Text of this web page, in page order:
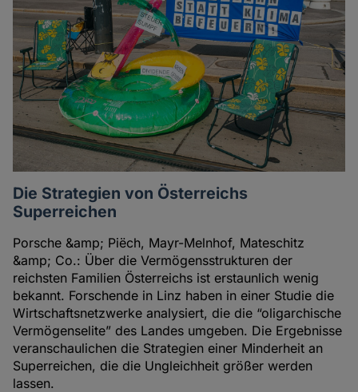
Die Strategien von Österreichs
Superreichen
Porsche &amp; Piëch, Mayr-Melnhof, Mateschitz
&amp; Co.: Über die Vermögensstrukturen der
reichsten Familien Österreichs ist erstaunlich wenig
bekannt. Forschende in Linz haben in einer Studie die
Wirtschaftsnetzwerke analysiert, die die “oligarchische
Vermögenselite” des Landes umgeben. Die Ergebnisse
veranschaulichen die Strategien einer Minderheit an
Superreichen, die die Ungleichheit größer werden
lassen.